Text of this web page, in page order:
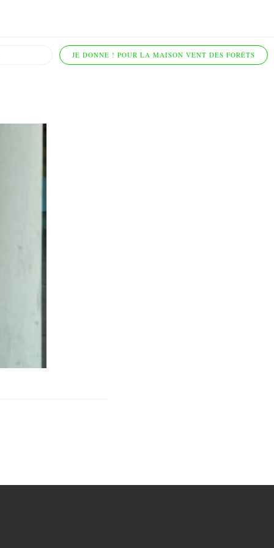
JE DONNE ! POUR LA MAISON VENT DES FORÊTS